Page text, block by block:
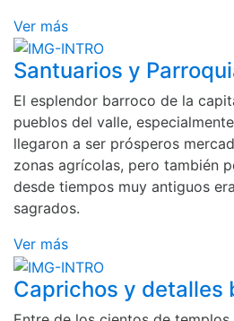
Ver más
Santuarios y
El esplendor barroco de la
pueblos del valle,
llegaron a ser prósperos
zonas agrícolas, pero también
desde tiempos muy antiguos
sagrados.
Ver más
Caprichos y detalles